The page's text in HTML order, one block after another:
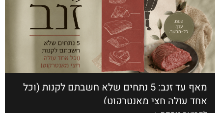
מאף עד זנב: 5 נתחים שלא חשבתם לקנות (וכל
אחד עולה חצי מאנטרקוט)